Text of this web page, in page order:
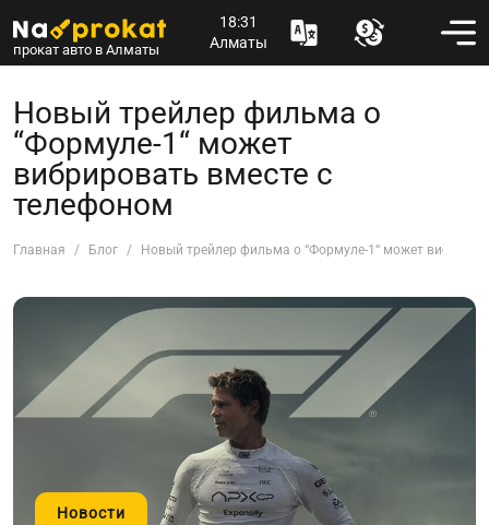
прокат авто в Алматы
18:31
Алматы
Новый трейлер фильма о
“Формуле-1“ может
вибрировать вместе с
телефоном
Главная Блог Новый трейлер фильма о “Формуле-1“ может
Новости